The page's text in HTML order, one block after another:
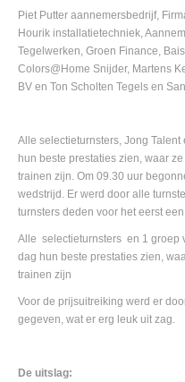
Piet Putter aannemersbedrijf,
Hourik installatietechniek,
Tegelwerken, Groen Finance,
Colors@Home Snijder, Martens
BV en Ton Scholten Tegels en
Alle selectieturnsters, Jong
hun beste prestaties zien, waar
trainen zijn. Om 09.30 uur
wedstrijd. Er werd door alle
turnsters deden voor het eerst
Alle selectieturnsters en 1 groep
dag hun beste prestaties zien,
trainen zijn
Voor de prijsuitreiking werd er
gegeven, wat er erg leuk uit zag.
De uitslag: